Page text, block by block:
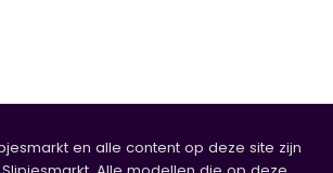
en alle content op deze site zijn